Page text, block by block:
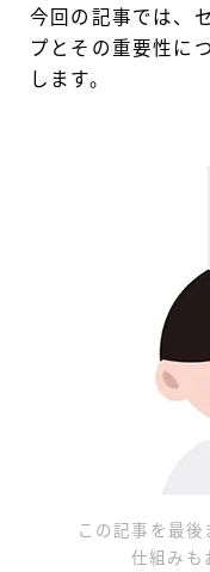
今回の記事では、
プとその重要性に
します。
この記事を最後
仕組みも